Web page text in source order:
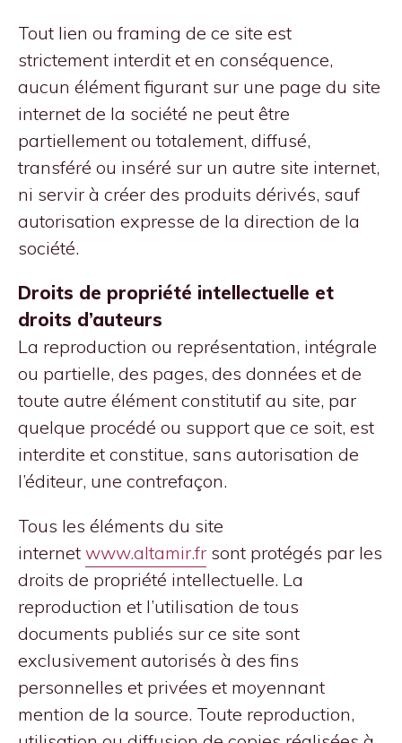
Tout lien ou framing de ce site est
strictement interdit et en conséquence,
aucun élément figurant sur une page du site
internet de la société ne peut être
partiellement ou totalement, diffusé,
transféré ou inséré sur un autre site internet,
ni servir à créer des produits dérivés, sauf
autorisation expresse de la direction de la
société.
Droits de propriété intellectuelle et
droits d’auteurs
La reproduction ou représentation, intégrale
ou partielle, des pages, des données et de
toute autre élément constitutif au site, par
quelque procédé ou support que ce soit, est
interdite et constitue, sans autorisation de
l’éditeur, une contrefaçon.
Tous les éléments du site
internet www.altamir.fr sont protégés par les
droits de propriété intellectuelle. La
reproduction et l’utilisation de tous
documents publiés sur ce site sont
exclusivement autorisés à des fins
personnelles et privées et moyennant
mention de la source. Toute reproduction,